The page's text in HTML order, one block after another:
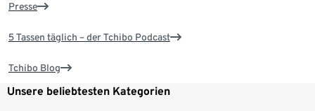
Presse
5 Tassen täglich – der Tchibo Podcast
Tchibo Blog
Unsere beliebtesten Kategorien